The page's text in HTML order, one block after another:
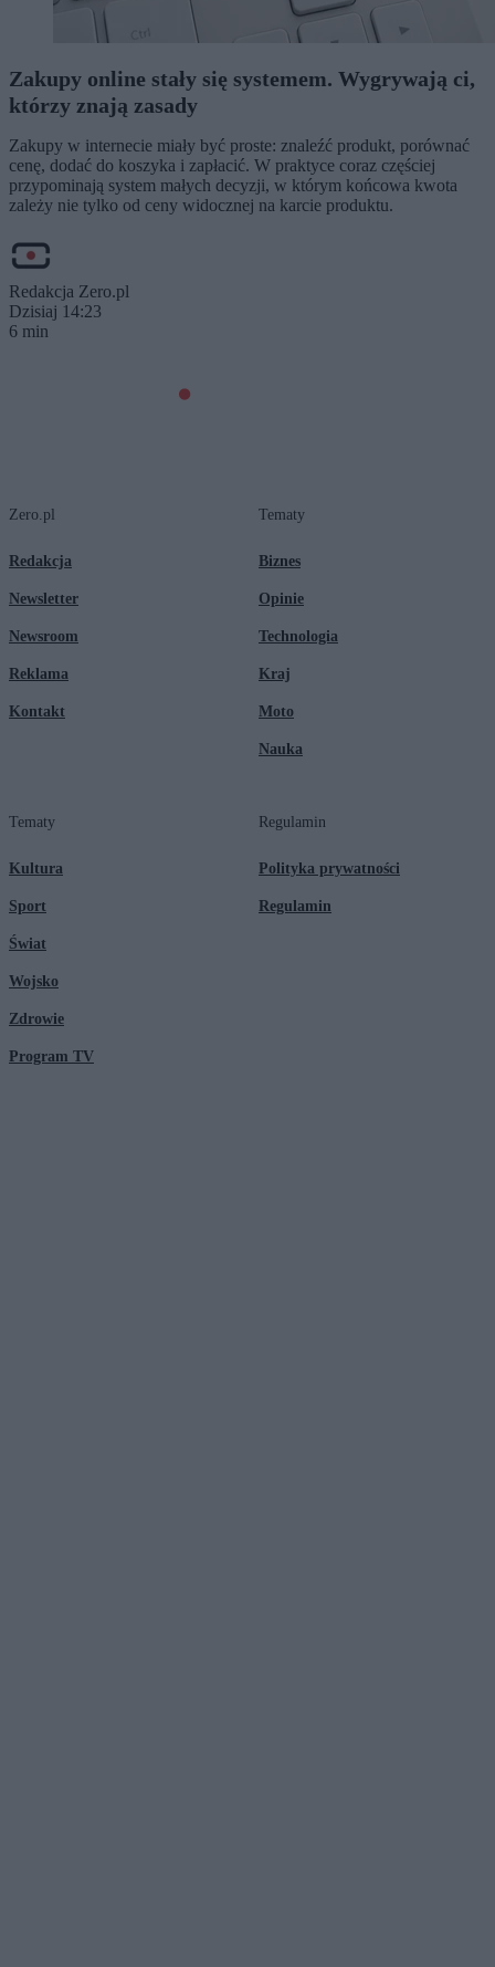
Zakupy online stały się systemem. Wygrywają ci,
którzy znają zasady
Zakupy w internecie miały być proste: znaleźć produkt, porównać
cenę, dodać do koszyka i zapłacić. W praktyce coraz częściej
przypominają system małych decyzji, w którym końcowa kwota
zależy nie tylko od ceny widocznej na karcie produktu.
Redakcja Zero.pl
Dzisiaj 14:23
6 min
Zero.pl
Redakcja
Newsletter
Newsroom
Reklama
Kontakt
Tematy
Biznes
Opinie
Technologia
Kraj
Moto
Nauka
Tematy
Kultura
Sport
Świat
Wojsko
Zdrowie
Program TV
Regulamin
Polityka prywatności
Regulamin